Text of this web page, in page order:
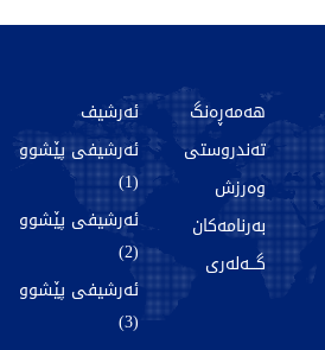
هەمەڕەنگ
تەندروستی
وەرزش
بەرنامەکان
گـــەلەری
ئەرشیف
ئەرشیفی پێشوو
(1)
ئەرشیفی پێشوو
(2)
ئەرشیفی پێشوو
(3)